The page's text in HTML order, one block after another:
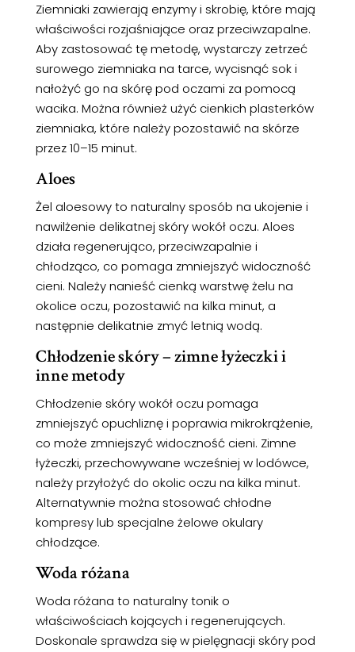
Ziemniaki zawierają enzymy i skrobię, które mają
właściwości rozjaśniające oraz przeciwzapalne.
Aby zastosować tę metodę, wystarczy zetrzeć
surowego ziemniaka na tarce, wycisnąć sok i
nałożyć go na skórę pod oczami za pomocą
wacika. Można również użyć cienkich plasterków
ziemniaka, które należy pozostawić na skórze
przez 10–15 minut.
Aloes
Żel aloesowy to naturalny sposób na ukojenie i
nawilżenie delikatnej skóry wokół oczu. Aloes
działa regenerująco, przeciwzapalnie i
chłodząco, co pomaga zmniejszyć widoczność
cieni. Należy nanieść cienką warstwę żelu na
okolice oczu, pozostawić na kilka minut, a
następnie delikatnie zmyć letnią wodą.
Chłodzenie skóry – zimne łyżeczki i
inne metody
Chłodzenie skóry wokół oczu pomaga
zmniejszyć opuchliznę i poprawia mikrokrążenie,
co może zmniejszyć widoczność cieni. Zimne
łyżeczki, przechowywane wcześniej w lodówce,
należy przyłożyć do okolic oczu na kilka minut.
Alternatywnie można stosować chłodne
kompresy lub specjalne żelowe okulary
chłodzące.
Woda różana
Woda różana to naturalny tonik o
właściwościach kojących i regenerujących.
Doskonale sprawdza się w pielęgnacji skóry pod